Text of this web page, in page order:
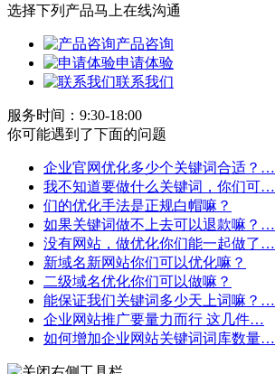
选择下列产品马上在线沟通
产品咨询
申请体验
联系我们
服务时间：9:30-18:00
你可能遇到了下面的问题
企业官网优化多少个关键词合适？…
我不知道要做什么关键词，你们可…
们的优化手法是正规白帽嘛？
如果关键词做不上去可以退款嘛？…
没有网站，做优化你们能一起做了…
新域名新网站你们可以优化嘛？
二级域名优化你们可以做嘛？
能保证我们关键词多少天上词嘛？…
企业网站推广要量力而行 这几件…
如何增加企业网站关键词词库数量…